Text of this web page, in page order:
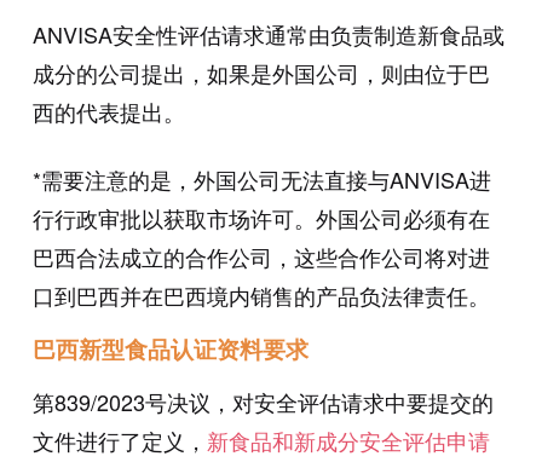
ANVISA安全性评估请求通常由负责制造新食品或
成分的公司提出，如果是外国公司，则由位于巴
西的代表提出。
*需要注意的是，外国公司无法直接与ANVISA进
行行政审批以获取市场许可。外国公司必须有在
巴西合法成立的合作公司，这些合作公司将对进
口到巴西并在巴西境内销售的产品负法律责任。
巴西新型食品认证资料要求
第839/2023号决议，对安全评估请求中要提交的
文件进行了定义， 新食品和新成分安全评估申请